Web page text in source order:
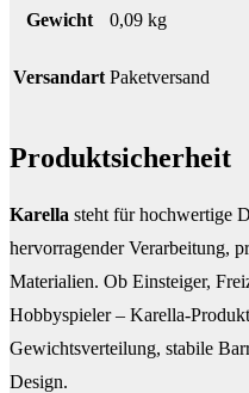
Gewicht 0,09 kg
Versandart Paketversand
Produktsicherheit
Karella steht für hochwertige
hervorragender Verarbeitung,
Materialien. Ob Einsteiger,
Hobbyspieler – Karella-
Gewichtsverteilung, stabile
Design.